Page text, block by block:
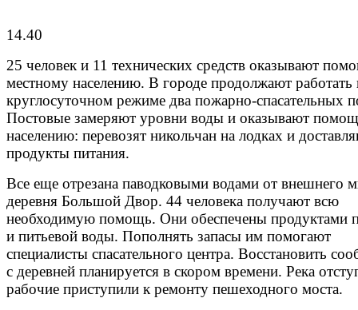
14.40
25 человек и 11 технических средств оказывают
местному населению. В городе продолжают работать
круглосуточном режиме два пожарно-спасательных
Постовые замеряют уровни воды и оказывают
населению: перевозят никольчан на лодках и
продукты питания.
Все еще отрезана паводковыми водами от внешнего
деревня Большой Двор. 44 человека получают всю
необходимую помощь. Они обеспечены продуктами
и питьевой воды. Пополнять запасы им помогают
специалисты спасательного центра. Восстановить
с деревней планируется в скором времени. Река
рабочие приступили к ремонту пешеходного моста.